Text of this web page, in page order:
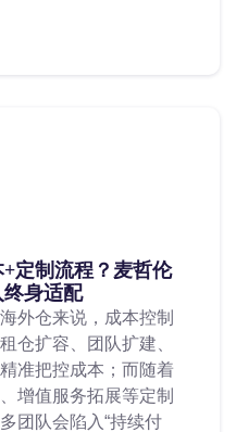
定制流程？麦哲伦
身适配
外仓来说，成本控制
仓扩容、团队扩建、
准把控成本；而随着
增值服务拓展等定制
团队会陷入“持续付